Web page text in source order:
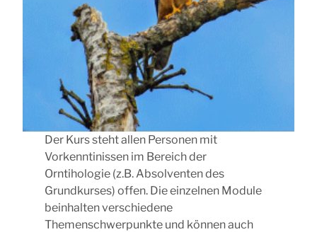
Der Kurs steht allen Personen mit
Vorkenntinissen im Bereich der
Orntihologie (z.B. Absolventen des
Grundkurses) offen. Die einzelnen Module
beinhalten verschiedene
Themenschwerpunkte und können auch